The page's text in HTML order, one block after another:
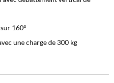
160°
une charge de 300 kg